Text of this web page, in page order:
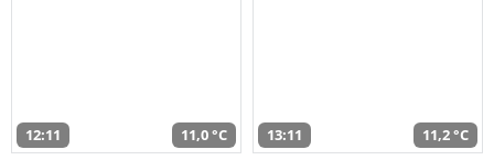
12:11 11,0 °C 13:11 11,2 °C